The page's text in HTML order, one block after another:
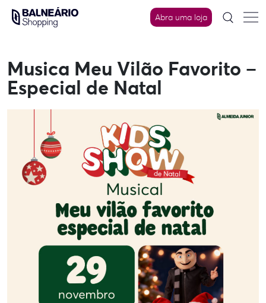
content
Abra uma loja
Musica Meu Vilão Favorito –
Especial de Natal